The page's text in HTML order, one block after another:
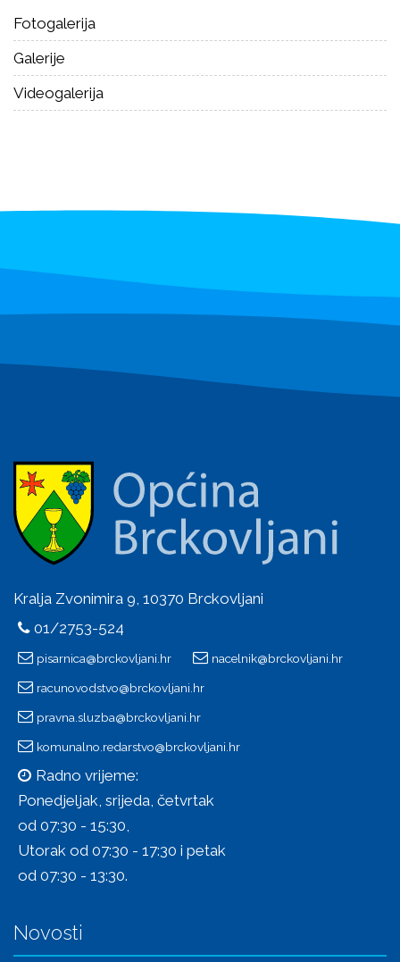
Fotogalerija
Galerije
Videogalerija
Kralja Zvonimira 9, 10370 Brckovljani
01/2753-524
pisarnica@brckovljani.hr nacelnik@brckovljani.hr
racunovodstvo@brckovljani.hr
pravna.sluzba@brckovljani.hr
komunalno.redarstvo@brckovljani.hr
Radno vrijeme:
Ponedjeljak, srijeda, četvrtak
od 07:30 - 15:30,
Utorak od 07:30 - 17:30 i petak
od 07:30 - 13:30.
Novosti